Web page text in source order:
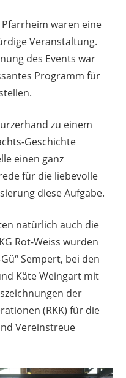
waren eine
Veranstaltung.
des Events war
Programm für
zu einem
Geschichte
einen ganz
für die liebevolle
diese Aufgabe.
natürlich auch die
Rot-Weiss wurden
Sempert, bei den
Käte Weingart mit
der
(RKK) für die
Vereinstreue